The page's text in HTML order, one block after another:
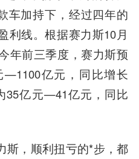
车加持下，经过四年的
利线。根据赛力斯10月
年前三季度，赛力斯预
—1100亿元，同比增长
35亿元—41亿元，同比
斯，顺利扭亏的*步，都